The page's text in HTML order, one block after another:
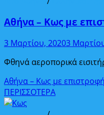
Αθήνα – Κως με
3 Μαρτίου, 20203
Φθηνά αεροπορικά
Αθήνα – Κως με
ΠΕΡΙΣΣΟΤΕΡΑ